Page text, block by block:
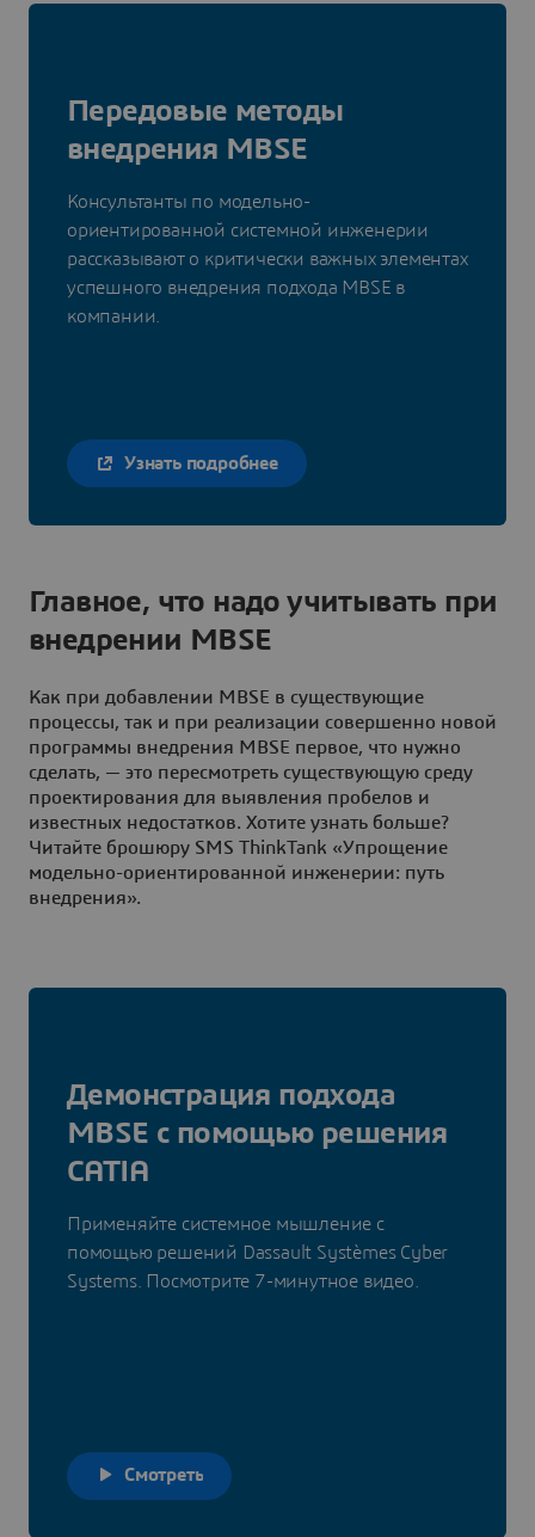
Передовые методы
внедрения MBSE
Консультанты по модельно-
ориентированной системной инженерии
рассказывают о критически важных элементах
успешного внедрения подхода MBSE в
компании.
Узнать подробнее
Главное, что надо учитывать при
внедрении MBSE
Как при добавлении MBSE в существующие
процессы, так и при реализации совершенно новой
программы внедрения MBSE первое, что нужно
сделать, — это пересмотреть существующую среду
проектирования для выявления пробелов и
известных недостатков. Хотите узнать больше?
Читайте брошюру SMS ThinkTank «Упрощение
модельно-ориентированной инженерии: путь
внедрения».
Демонстрация подхода
MBSE с помощью решения
CATIA
Применяйте системное мышление с
помощью решений Dassault Systèmes Cyber
Systems. Посмотрите 7-минутное видео.
Смотреть